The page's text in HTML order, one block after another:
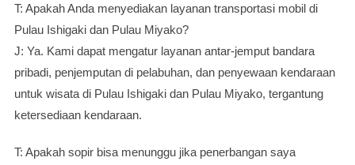
T: Apakah Anda menyediakan layanan transportasi mobil di
Pulau Ishigaki dan Pulau Miyako?
J: Ya. Kami dapat mengatur layanan antar-jemput bandara
pribadi, penjemputan di pelabuhan, dan penyewaan kendaraan
untuk wisata di Pulau Ishigaki dan Pulau Miyako, tergantung
ketersediaan kendaraan.
T: Apakah sopir bisa menunggu jika penerbangan saya